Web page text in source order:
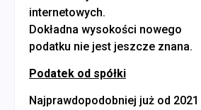
internetowych.
Dokładna wysokości nowego
podatku nie jest jeszcze znana.
Podatek od spółki
Najprawdopodobniej już od 2021